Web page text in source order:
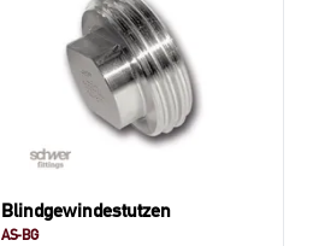
Blindgewindestutzen
AS-BG